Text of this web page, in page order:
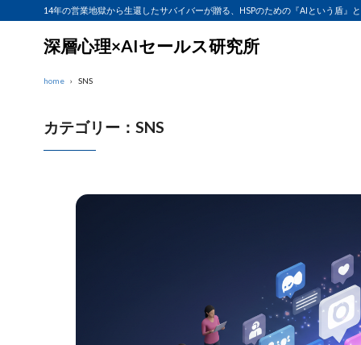
14年の営業地獄から生還したサバイバーが贈る、HSPのための『AIという盾』
深層心理×AIセールス研究所
home SNS
カテゴリー：SNS